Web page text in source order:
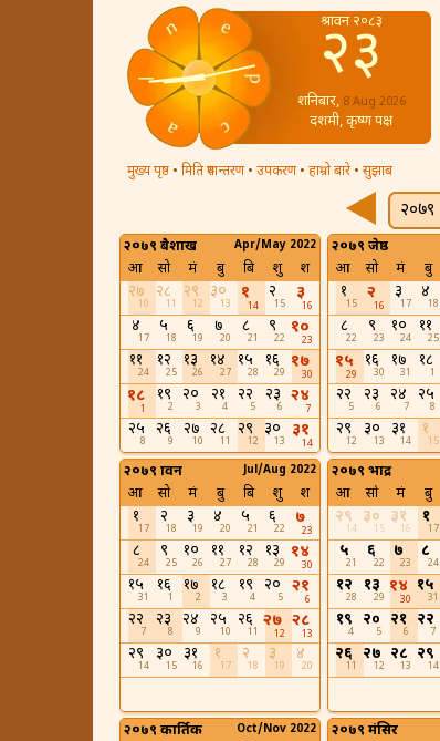
श्रावन २०८३
२३
शनिबार, 8 Aug 2026
दशमी, कृष्ण पक्ष
मुख्य पृष्ठ • मिति रुपान्तरण• उपकरण• हाम्रो बारे •सुझाब
२०७९
२०७९ बैशाख Apr/May 2022
आ सो मं बु बि शु श
२७
10
२८
11
२९
12
३०
13
१
14
२
15
३
16
४
17
५
18
६
19
७
20
८
21
९
22
१०
23
११
24
१२
25
१३
26
१४
27
१५
28
१६
29
१७
30
१८
1
१९
2
२०
3
२१
4
२२
5
२३
6
२४
7
२५
8
२६
9
२७
10
२८
11
२९
12
३०
13
३१
14
२०७९ जेष्ठ
आ सो मं बु
१
15
२
16
३
17
४
18
८
22
९
23
१०
24
११
25
१५
29
१६
30
१७
31
१८
1
२२
5
२३
6
२४
7
२५
8
२९
12
३०
13
३१
14
१
15
२०७९ श्रावन Jul/Aug 2022
आ सो मं बु बि शु श
१
17
२
18
३
19
४
20
५
21
६
22
७
23
८
24
९
25
१०
26
११
27
१२
28
१३
29
१४
30
१५
31
१६
1
१७
2
१८
3
१९
4
२०
5
२१
6
२२
7
२३
8
२४
9
२५
10
२६
11
२७
12
२८
13
२९
14
३०
15
३१
16
१
17
२
18
३
19
४
20
२०७९ भाद्र
आ सो मं बु
२९
14
३०
15
३१
16
१
17
५
21
६
22
७
23
८
24
१२
28
१३
29
१४
30
१५
31
१९
4
२०
5
२१
6
२२
7
२६
11
२७
12
२८
13
२९
14
२०७९ कार्तिक Oct/Nov 2022 २०७९ मंसिर